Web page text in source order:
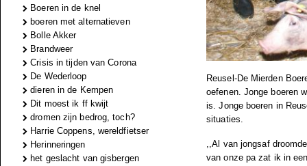
Boeren in de knel
boeren met alternatieven
Bolle Akker
Brandweer
Crisis in tijden van Corona
De Wederloop
dieren in de Kempen
Dit moest ik ff kwijt
dromen zijn bedrog, toch?
Harrie Coppens, wereldfietser
Herinneringen
het geslacht van gisbergen
Reusel-De Mierden
oefenen. Jonge boeren
is. Jonge boeren in
situaties.
,,Al van jongsaf
van onze pa zat ik in